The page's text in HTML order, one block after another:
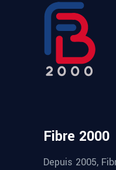
Fibre 2000
Depuis 2005,